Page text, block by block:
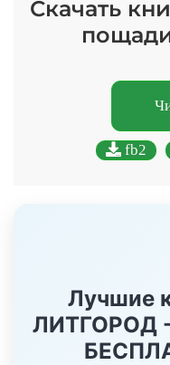
Скачать
fb2
Лучшие
ЛИТГОРОД